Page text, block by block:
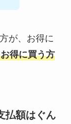
が、お得に
得に買う方
払額はぐん